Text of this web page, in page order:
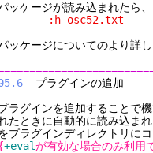
ッケージが読み込まれたら
:h osc52.txt
ッケージについてのより詳
プラグ
ラグインを追加することで
たときに自動的に読み込
プラグインディレクトリに
+evalが有効な場合のみ利用